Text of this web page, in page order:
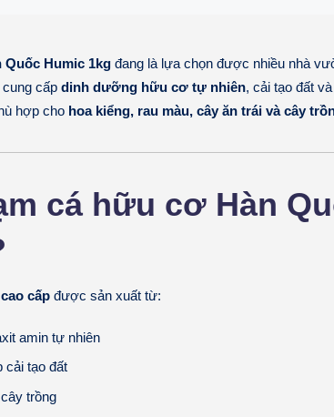
Quốc Humic 1kg đang là lựa chọn được nhiều nhà
cấp dinh dưỡng hữu cơ tự nhiên, cải tạo đất
hợp cho hoa kiểng, rau màu, cây ăn trái và cây
cá hữu cơ Hàn
cấp được sản xuất từ:
amin tự nhiên
cải tạo đất
trồng